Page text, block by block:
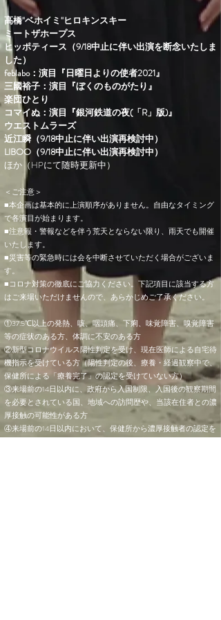
高橋"ベホイミ"ヒロキンスキー
ミートザホープス
ヒッポティース（9/18中止に伴い出演を断念いたしま
した）
feblabo：演目『日曜日よりの使者2021』
​三國裕子：演目『ぼくのものがたり』
​楽団ひとり
コマイぬ：演目『銀河鉄道の夜(「R」版)』
ウエストムラーズ
近江瞬（9/18中止に伴い出演再検討中）
LIBOO（9/18中止に伴い出演再検討中）
ほか（HPにて随時更新中）
＜ご注意＞
■本企画は基本的に上演順序がありません。自由なタイミング
で各演目が始まります。
■注意報・警報などを伴う荒天とならない限り、雨天でも開催
いたします。
■災害等の緊急時には会を中断させていただく場合がございま
す。
■コロナ対策の徹底にご協力ください。下記項目に該当する方
はご来場いただけませんので、あらかじめご了承ください。
①37.5℃以上の発熱、咳、咽頭痛、下痢、味覚障害、嗅覚障害
等の症状のある方、体調に不安のある方
②新型コロナウイルス陽性判定を受け、現在医師による自宅待
機指示を受けている方（陽性判定の後、療養・経過観察中で、
保健所による「療養完了」の認定を受けていない方）
③来場前の14日以内に、政府から入国制限、入国後の観察期間
を必要とされている国、地域への訪問歴や、当該在住者との濃
厚接触の可能性がある方
④来場前の14日以内において、保健所から濃厚接触者の認定を